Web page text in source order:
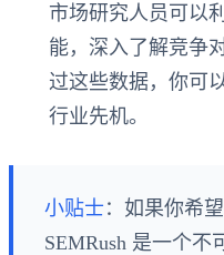
市场研究人员可以
能，深入了解竞争
过这些数据，你可
行业先机。
小贴士 ：如果你希
SEMRush 是一个